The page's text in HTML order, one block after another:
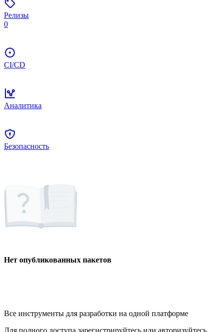
Релизы
0
CI/CD
Аналитика
Безопасность
Нет опубликованных пакетов
Все инструменты для разработки на одной платформе
Для полного доступа зарегистрируйтесь или авторизуйтесь